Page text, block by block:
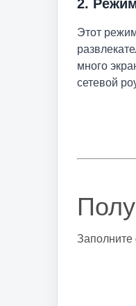
2.
Этот
много
сетевой
Заполните